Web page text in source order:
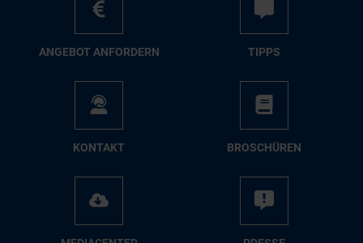
AN­GE­BOT AN­FOR­DERN TIPPS
KON­TAKT BRO­SCHÜ­REN